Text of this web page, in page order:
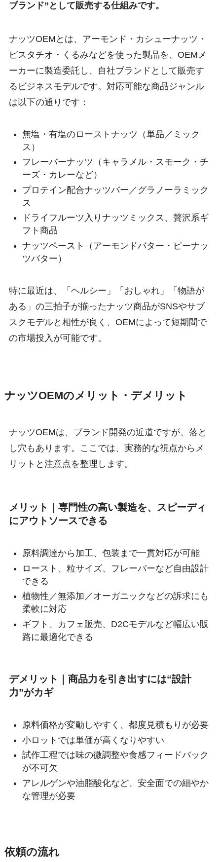
ブランド”として販売する仕組みです。
ナッツOEMとは、アーモンド・カシューナッツ・
ピスタチオ・くるみなどを使った製品を、OEMメ
ーカーに製造委託し、自社ブランドとして販売す
るビジネスモデルです。対応可能な商品ジャンル
は以下の通りです：
無塩・有塩のローストナッツ（単品／ミック
ス）
フレーバーナッツ（キャラメル・スモーク・チ
ーズ・カレーなど）
プロテイン配合ナッツバー／グラノーラミック
ス
ドライフルーツ入りナッツミックス、贅沢系ギ
フト商品
ナッツペースト（アーモンドバター・ピーナッ
ツバター）
特に最近は、「ヘルシー」「おしゃれ」「物語が
ある」の三拍子が揃ったナッツ商品がSNSやサブ
スクモデルと相性が良く、OEMによって短期間で
の市場投入が可能です。
ナッツOEMのメリット・デメリット
ナッツOEMは、ブランド開発の近道ですが、落と
し穴もあります。ここでは、実務的な視点からメ
リットと注意点を整理します。
メリット｜専門性の高い製造を、スピーディ
にアウトソースできる
原料調達から加工、包装まで一貫対応が可能
ロースト、粒サイズ、フレーバーなど自由設計
できる
植物性／無添加／オーガニックなどの訴求にも
柔軟に対応
ギフト、カフェ販売、D2Cモデルなど幅広い販
路に最適化できる
デメリット｜商品力を引き出すには“設計
力”がカギ
原料価格が変動しやすく、都度見積もりが必要
小ロットでは単価が高くなりやすい
試作工程では味の微調整や食感フィードバック
が不可欠
アレルゲンや油脂酸化など、安全面での細やか
な管理が必要
依頼の流れ